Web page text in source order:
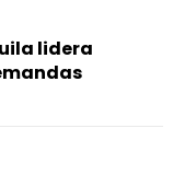
lidera